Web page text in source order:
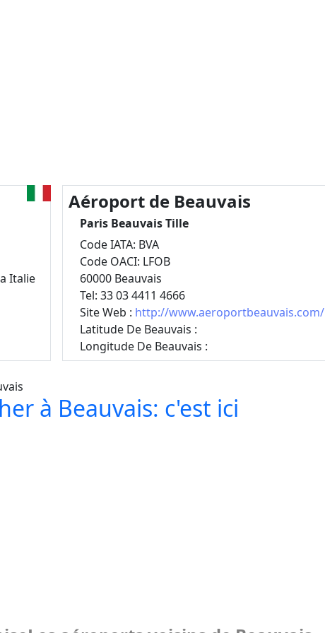
Italie
Aéroport de Beauvais
Paris Beauvais Tille
Code IATA: BVA
Code OACI: LFOB
60000 Beauvais
Tel: 33 03 4411 4666
Site Web : http://www.aeroportbeauvais.com/
Latitude De Beauvais :
Longitude De Beauvais :
à Beauvais: c'est ici